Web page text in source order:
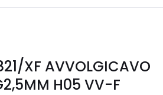
XF AVVOLGICAVO
H05 VV-F